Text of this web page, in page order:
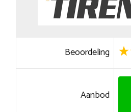
Beoordeling
Aanbod